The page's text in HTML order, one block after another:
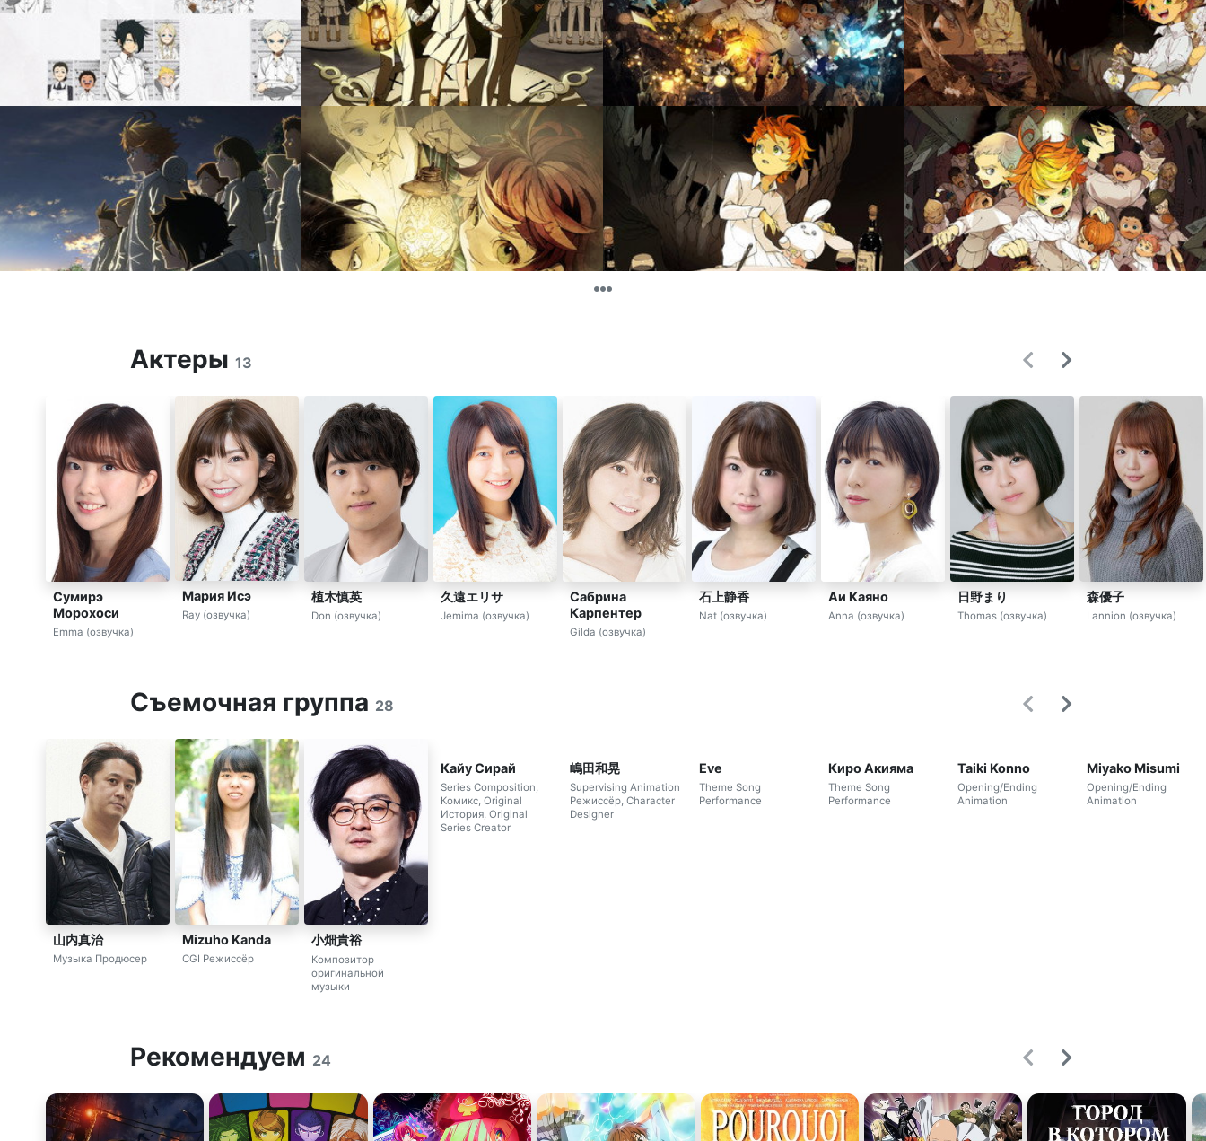
Актеры 13
Сумирэ
Морохоси
Emma (озвучка)
Мария Исэ
Ray (озвучка)
植木慎英
Don (озвучка)
久遠エリサ
Jemima (озвучка)
Сабрина
Карпентер
Gilda (озвучка)
石上静香
Nat (озвучка)
Аи Каяно
Anna (озвучка)
日野まり
Thomas (озвучка)
森優子
Lannion (озвучка)
Съемочная группа 28
山内真治
Музыка Продюсер
Mizuho Kanda
CGI Режиссёр
小畑貴裕
Композитор
оригинальной
музыки
Кайу Сирай
Series Composition,
Комикс, Original
История, Original
Series Creator
嶋田和晃
Supervising Animation
Режиссёр, Character
Designer
Eve
Theme Song
Performance
Киро Акияма
Theme Song
Performance
Taiki Konno
Opening/Ending
Animation
Miyako Misumi
Opening/Ending
Animation
Рекомендуем 24